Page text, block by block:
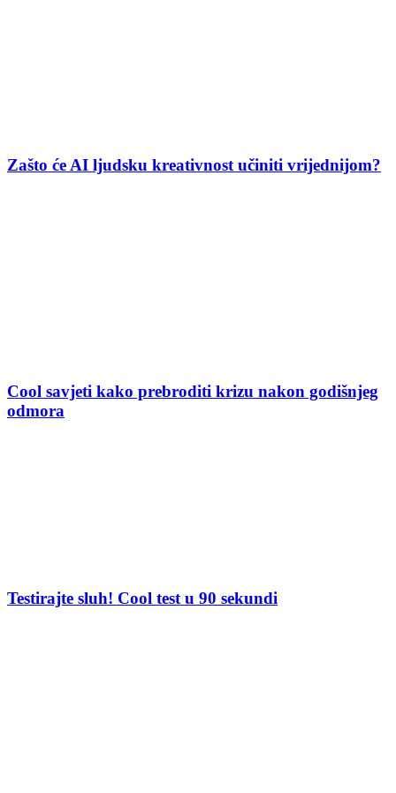
Zašto će AI ljudsku kreativnost učiniti vrijednijom?
Cool savjeti kako prebroditi krizu nakon godišnjeg
odmora
Testirajte sluh! Cool test u 90 sekundi